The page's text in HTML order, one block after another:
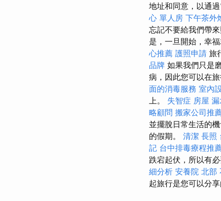
地址和同意，以通
心 單人房 下午茶外
忘記不要給我們帶
是，一旦開始，幸
心推薦 護照申請 旅
品牌 如果我們只是
病，因此您可以在
面的消毒服務 室內
上。 失智症 房屋 漏
略顧問 搬家公司推
並擺脫日常生活的
的假期。 清潔 長照
記 台中排毒療程推
跌宕起伏，所以有
細分析 安養院 北部
起旅行是您可以分享